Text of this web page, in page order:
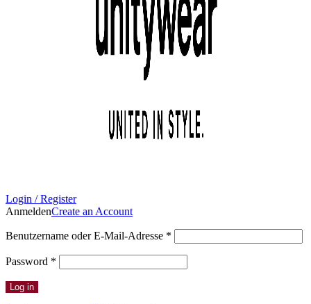
Login / Register
AnmeldenCreate an Account
Benutzername oder E-Mail-Adresse *
Password *
Log in